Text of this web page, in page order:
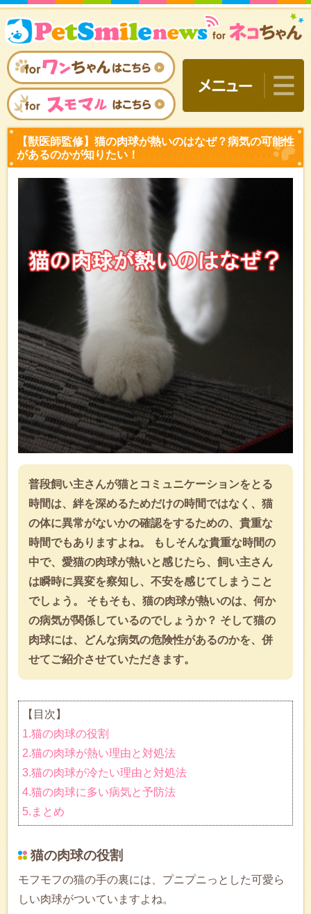
【獣医師監修】猫の肉球
があるのかが知りたい！
普段飼い主さんが猫とコミュニケーションをとる
時間は、絆を深めるためだけの時間ではなく、猫
の体に異常がないかの確認をするための、貴重な
時間でもありますよね。 もしそんな貴重な時間の
中で、愛猫の肉球が熱いと感じたら、飼い主さん
は瞬時に異変を察知し、不安を感じてしまうこと
でしょう。 そもそも、猫の肉球が熱いのは、何か
の病気が関係しているのでしょうか？ そして猫の
肉球には、どんな病気の危険性があるのかを、併
せてご紹介させていただきます。
【目次】
1.猫の肉球の役割
2.猫の肉球が熱い理由と対処法
3.猫の肉球が冷たい理由と対処法
4.猫の肉球に多い病気と予防法
5.まとめ
猫の肉球の役割
モフモフの猫の手の裏には、プニプニっとした可愛ら
しい肉球がついていますよね。